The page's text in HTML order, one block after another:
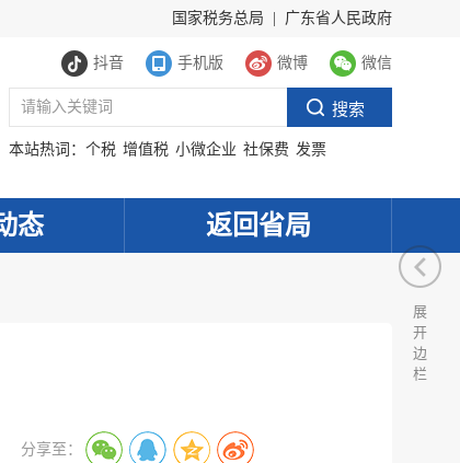
国家税务总局 广东省人民政府
抖音 手机版 微博 微信
本站热词： 个税 增值税 小微企业 社保费 发票
态 返回省局
分享至：
展
开
边
栏